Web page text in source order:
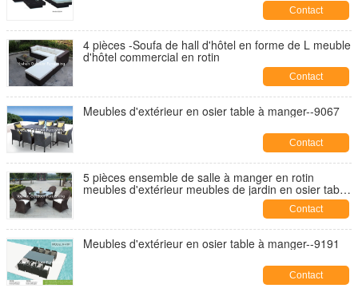
Contact
4 pièces -Soufa de hall d'hôtel en forme de L meuble
d'hôtel commercial en rotin
Contact
Meubles d'extérieur en osier table à manger--9067
Contact
5 pièces ensemble de salle à manger en rotin
meubles d'extérieur meubles de jardin en osier table
Contact
Meubles d'extérieur en osier table à manger--9191
Contact